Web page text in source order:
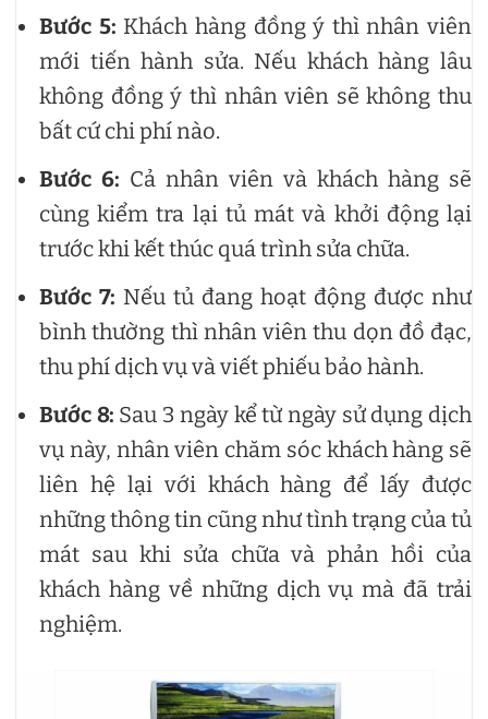
Bước 5: Khách hàng đồng ý thì nhân viên
mới tiến hành sửa. Nếu khách hàng lâu
không đồng ý thì nhân viên sẽ không thu
bất cứ chi phí nào.
Bước 6: Cả nhân viên và khách hàng sẽ
cùng kiểm tra lại tủ mát và khởi động lại
trước khi kết thúc quá trình sửa chữa.
Bước 7: Nếu tủ đang hoạt động được như
bình thường thì nhân viên thu dọn đồ đạc,
thu phí dịch vụ và viết phiếu bảo hành.
Bước 8: Sau 3 ngày kể từ ngày sử dụng dịch
vụ này, nhân viên chăm sóc khách hàng sẽ
liên hệ lại với khách hàng để lấy được
những thông tin cũng như tình trạng của tủ
mát sau khi sửa chữa và phản hồi của
khách hàng về những dịch vụ mà đã trải
nghiệm.